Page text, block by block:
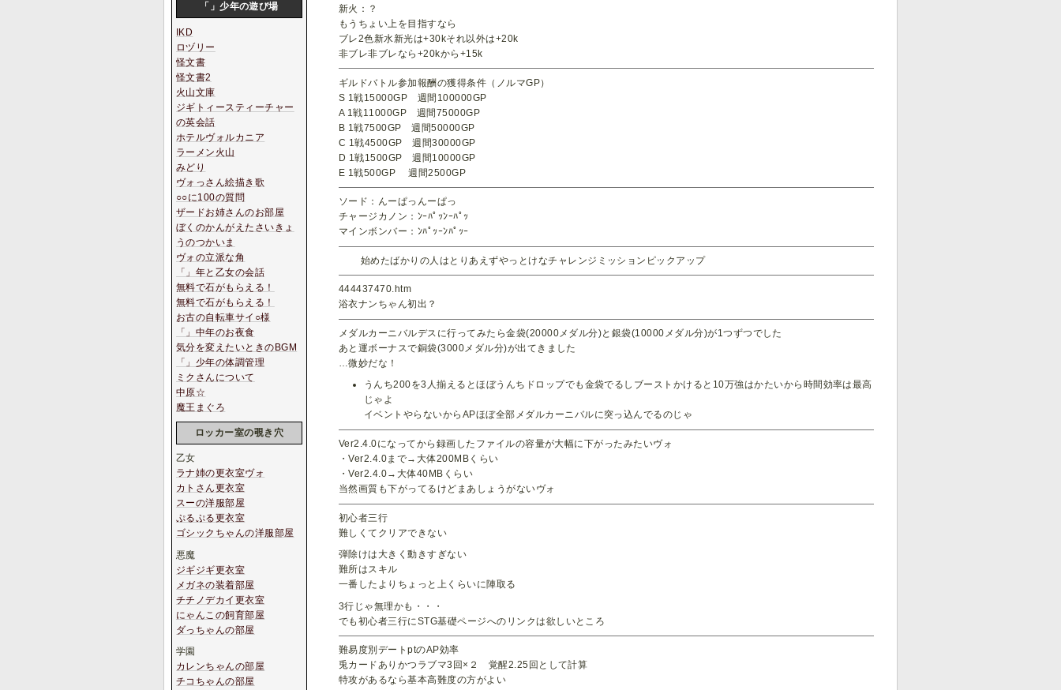
新火：？
もうちょい上を目指すなら
ブレ2色新水新光は+30kそれ以外は+20k
非ブレ非ブレなら+20kから+15k
ギルドバトル参加報酬の獲得条件（ノルマGP）
S 1戦15000GP 週間100000GP
A 1戦11000GP 週間75000GP
B 1戦7500GP 週間50000GP
C 1戦4500GP 週間30000GP
D 1戦1500GP 週間10000GP
E 1戦500GP 週間2500GP
ソード：んーぱっんーぱっ
チャージカノン：ﾝｰﾊﾟｯﾝｰﾊﾟｯ
マインボンバー：ﾝﾊﾟｯｰﾝﾊﾟｯｰ
始めたばかりの人はとりあえずやっとけなチャレンジミッションピックアップ
444437470.htm
浴衣ナンちゃん初出？
メダルカーニバルデスに行ってみたら金袋(20000メダル分)と銀袋(10000メダル分)が1つずつでした
あと運ボーナスで銅袋(3000メダル分)が出てきました
…微妙だな！
うんち200を3人揃えるとほぼうんちドロップでも金袋でるしブーストかけると10万強はかたいから時間効率は最高
じゃよ
イベントやらないからAPほぼ全部メダルカーニバルに突っ込んでるのじゃ
Ver2.4.0になってから録画したファイルの容量が大幅に下がったみたいヴォ
・Ver2.4.0まで→大体200MBくらい
・Ver2.4.0→大体40MBくらい
当然画質も下がってるけどまあしょうがないヴォ
初心者三行
難しくてクリアできない
弾除けは大きく動きすぎない
難所はスキル
一番したよりちょっと上くらいに陣取る
3行じゃ無理かも・・・
でも初心者三行にSTG基礎ページへのリンクは欲しいところ
難易度別デートptのAP効率
兎カードありかつラブマ3回×２ 覚醒2.25回として計算
特攻があるなら基本高難度の方がよい
「」少年の遊び場
IKD
ロヅリー
怪文書
怪文書2
火山文庫
ジギトィースティーチャー
の英会話
ホテルヴォルカニア
ラーメン火山
みどり
ヴォっさん絵描き歌
○○に100の質問
ザードお姉さんのお部屋
ぼくのかんがえたさいきょ
うのつかいま
ヴォの立派な角
「」年と乙女の会話
無料で石がもらえる！
無料で石がもらえる！
お古の自転車サイ○様
「」中年のお夜食
気分を変えたいときのBGM
「」少年の体調管理
ミクさんについて
中原☆
魔王まぐろ
ロッカー室の覗き穴
乙女
ラナ姉の更衣室ヴォ
カトさん更衣室
スーの洋服部屋
ぷるぷる更衣室
ゴシックちゃんの洋服部屋
悪魔
ジギジギ更衣室
メガネの装着部屋
チチノデカイ更衣室
にゃんこの飼育部屋
ダっちゃんの部屋
学園
カレンちゃんの部屋
チコちゃんの部屋